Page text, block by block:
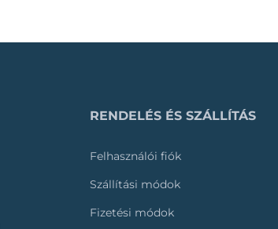
RENDELÉS ÉS SZÁLLÍTÁS
Felhasználói fiók
Szállítási módok
Fizetési módok